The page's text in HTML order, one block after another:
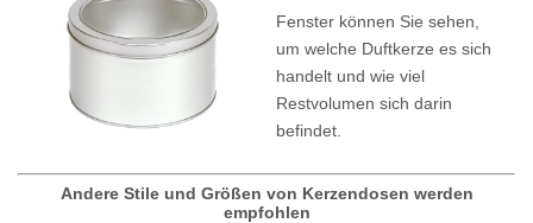
Fenster können Sie sehen,
um welche Duftkerze es sich
handelt und wie viel
Restvolumen sich darin
befindet.
Andere Stile und Größen von Kerzendosen werden
empfohlen